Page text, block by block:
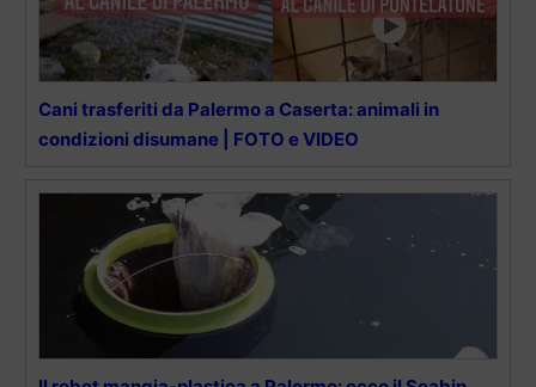
Cani trasferiti da Palermo a Caserta: animali in
condizioni disumane | FOTO e VIDEO